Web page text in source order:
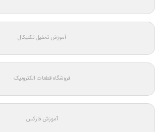
آموزش تحلیل تکنیکال
فروشگاه قطعات الکترونیک
آموزش فارکس